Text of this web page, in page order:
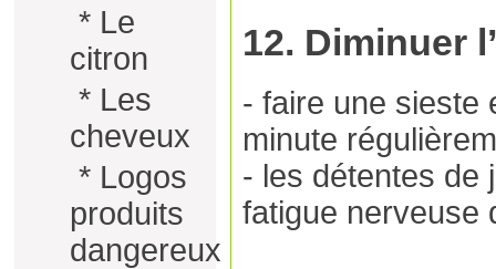
* Le
citron
* Les
cheveux
* Logos
produits
dangereux
12. Diminuer
- faire une sieste
minute
- les détentes de
fatigue nerveuse